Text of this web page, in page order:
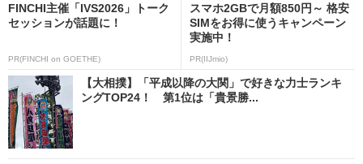
FINCHI主催「IVS2026」トーク
セッションが話題に！
PR(FINCHI on GOETHE)
スマホ2GBで月額850円～ 格安
SIMをお得に使うキャンペーン
実施中！
PR(IIJmio)
【大相撲】「平成以降の大関」で好きな力士ランキ
ングTOP24！ 第1位は「貴景勝...